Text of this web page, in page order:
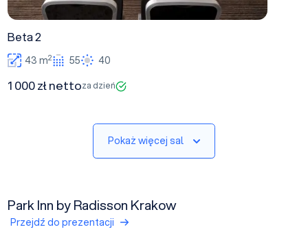
Beta 2
43 m2 55 40
1 000 zł nettoza dzień
Pokaż więcej sal
Park Inn by Radisson Krakow
Przejdź do prezentacji